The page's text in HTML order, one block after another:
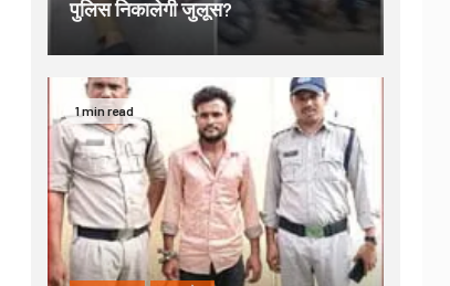
पुलिस निकालेगी जुलूस?
1 min read